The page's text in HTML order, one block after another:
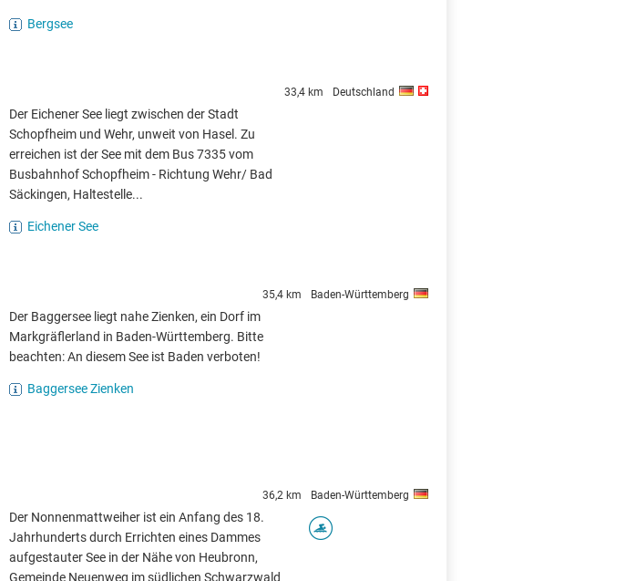
Bergsee
33,4 km Deutschland
Der Eichener See liegt zwischen der Stadt
Schopfheim und Wehr, unweit von Hasel. Zu
erreichen ist der See mit dem Bus 7335 vom
Busbahnhof Schopfheim - Richtung Wehr/ Bad
Säckingen, Haltestelle...
Eichener See
35,4 km Baden-Württemberg
Der Baggersee liegt nahe Zienken, ein Dorf im
Markgräflerland in Baden-Württemberg. Bitte
beachten: An diesem See ist Baden verboten!
Baggersee Zienken
36,2 km Baden-Württemberg
Der Nonnenmattweiher ist ein Anfang des 18.
Jahrhunderts durch Errichten eines Dammes
aufgestauter See in der Nähe von Heubronn,
Gemeinde Neuenweg im südlichen Schwarzwald